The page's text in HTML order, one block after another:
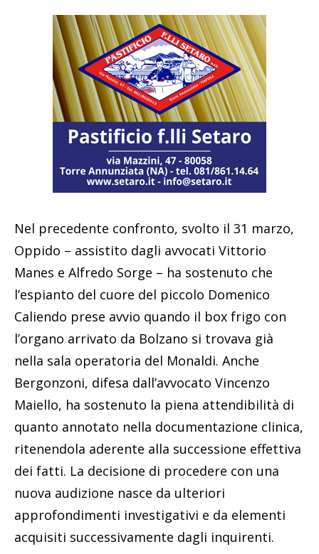
Nel precedente confronto, svolto il 31 marzo,
Oppido – assistito dagli avvocati Vittorio
Manes e Alfredo Sorge – ha sostenuto che
l’espianto del cuore del piccolo Domenico
Caliendo prese avvio quando il box frigo con
l’organo arrivato da Bolzano si trovava già
nella sala operatoria del Monaldi. Anche
Bergonzoni, difesa dall’avvocato Vincenzo
Maiello, ha sostenuto la piena attendibilità di
quanto annotato nella documentazione clinica,
ritenendola aderente alla successione effettiva
dei fatti. La decisione di procedere con una
nuova audizione nasce da ulteriori
approfondimenti investigativi e da elementi
acquisiti successivamente dagli inquirenti.